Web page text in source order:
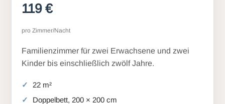
119 €
pro Zimmer/Nacht
Familienzimmer für zwei Erwachsene und zwei
Kinder bis einschließlich zwölf Jahre.
22 m²
Doppelbett, 200 × 200 cm